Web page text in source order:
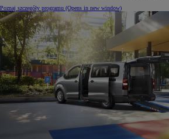
Poznaj szczegóły programu (Opens in new window)